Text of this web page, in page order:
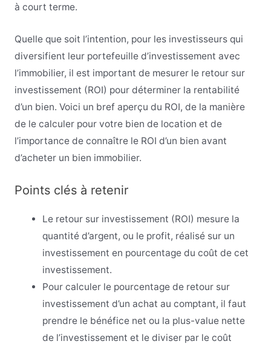
à court terme.
Quelle que soit l’intention, pour les investisseurs qui
diversifient leur portefeuille d’investissement avec
l’immobilier, il est important de mesurer le retour sur
investissement (ROI) pour déterminer la rentabilité
d’un bien. Voici un bref aperçu du ROI, de la manière
de le calculer pour votre bien de location et de
l’importance de connaître le ROI d’un bien avant
d’acheter un bien immobilier.
Points clés à retenir
Le retour sur investissement (ROI) mesure la
quantité d’argent, ou le profit, réalisé sur un
investissement en pourcentage du coût de cet
investissement.
Pour calculer le pourcentage de retour sur
investissement d’un achat au comptant, il faut
prendre le bénéfice net ou la plus-value nette
de l’investissement et le diviser par le coût